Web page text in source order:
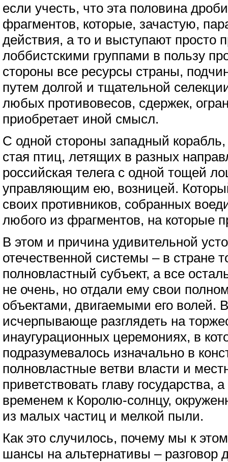
если учесть, что эта половина
фрагментов, которые, зачастую,
действия, а то и выступают просто
лоббистскими группами в пользу
стороны все ресурсы страны,
путем долгой и тщательной
любых противовесов, сдержек,
приобретает иной смысл.
С одной стороны западный корабль,
стая птиц, летящих в разных
российская телега с одной тощей
управляющим ею, возницей.
своих противников, собранных
любого из фрагментов, на которые
В этом и причина удивительной
отечественной системы – в стране
полновластный субъект, а все
не очень, но отдали ему свои
объектами, двигаемыми его волей.
исчерпывающе разглядеть на
инаугурационных церемониях, в
подразумевалось изначально в
полновластные ветви власти и
приветствовать главу государства,
временем к Королю-солнцу,
из малых частиц и мелкой пыли.
Как это случилось, почему мы к
шансы на альтернативы – разговор